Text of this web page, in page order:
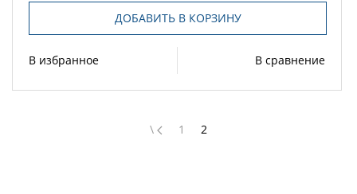
ДОБАВИТЬ В КОРЗИНУ
В избранное В сравнение
\ 1 2